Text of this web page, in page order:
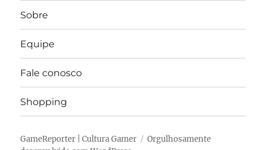
Sobre
Equipe
Fale conosco
Shopping
GameReporter | Cultura Gamer
Orgulhosamente